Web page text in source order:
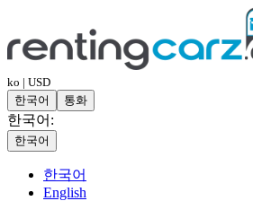
ko | USD
한국어
통화
한국어:
한국어
한국어
English